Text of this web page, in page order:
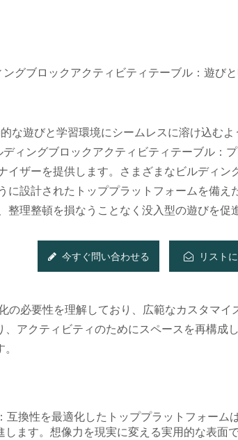
グブロックアクティビティテーブル：遊び
な遊びと学習環境にシームレスに溶け込むよ
ィングブロックアクティビティテーブル：
イザーを提供します。さまざまなビルディン
に設計されたトッププラットフォームを備え
整理整頓を損なうことなく没入型の遊びを促
リスト
今すぐ問い合わせる
必要性を理解しており、広範なカスタマイ
アクティビティのためにスペースを再構成
換性を最適化したトッププラットフォーム
ます。想像力を現実に変える実用的な表面で